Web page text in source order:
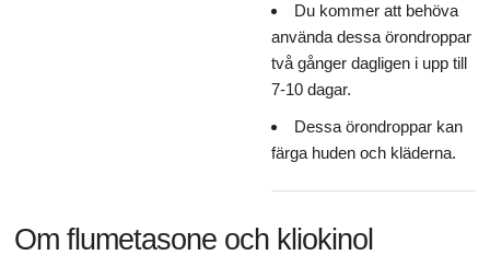
Du kommer att behöva
använda dessa örondroppar
två gånger dagligen i upp till
7-10 dagar.
Dessa örondroppar kan
färga huden och kläderna.
Om flumetasone och kliokinol